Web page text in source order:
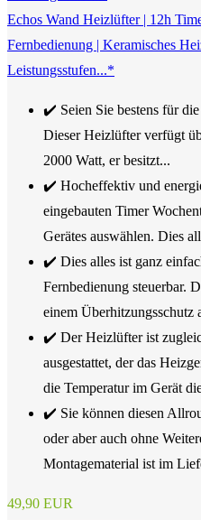
Echos Wand Heizlüfter | 12h
Fernbedienung | Keramisches
Leistungsstufen...*
✔️ Seien Sie bestens für
Dieser Heizlüfter verfügt
2000 Watt, er besitzt...
✔️ Hocheffektiv und
eingebauten Timer
Gerätes auswählen. Dies
✔️ Dies alles ist ganz
Fernbedienung steuerbar.
einem Überhitzungsschutz
✔️ Der Heizlüfter ist
ausgestattet, der das
die Temperatur im Gerät
✔️ Sie können diesen
oder aber auch ohne
Montagematerial ist im
49,90 EUR